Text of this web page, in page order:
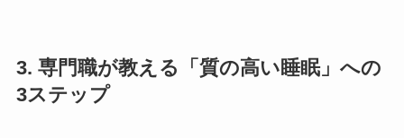
3. 専門職が教える「質の高い睡眠」への
3ステップ